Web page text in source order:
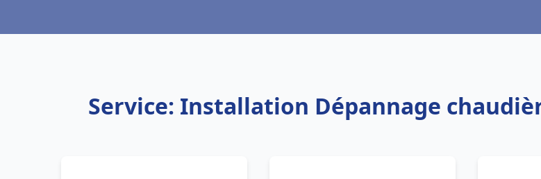
Service: Installation Dépannage